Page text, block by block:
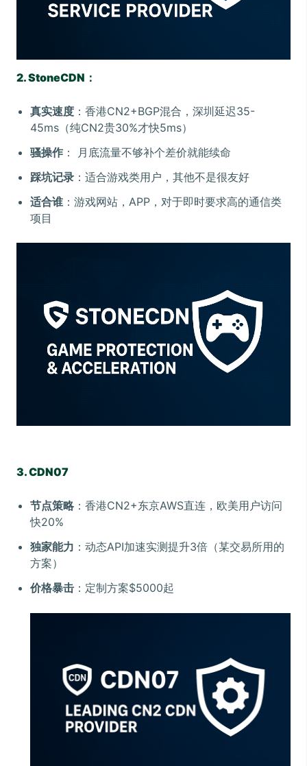
2. StoneCDN：
真实速度 ：香港CN2+BGP混合，深圳延迟35-
45ms（纯CN2贵30%才快5ms）
骚操作 ： 月底流量不够补个差价就能续命
踩坑记录 ：适合游戏类用户，其他不是很友好
适合谁 ：游戏网站，APP，对于即时要求高的通信类
项目
3. CDN07
节点策略 ：香港CN2+东京AWS直连，欧美用户访问
快20%
独家能力 ：动态API加速实测提升3倍（某交易所用的
方案）
价格暴击 ：定制方案$5000起